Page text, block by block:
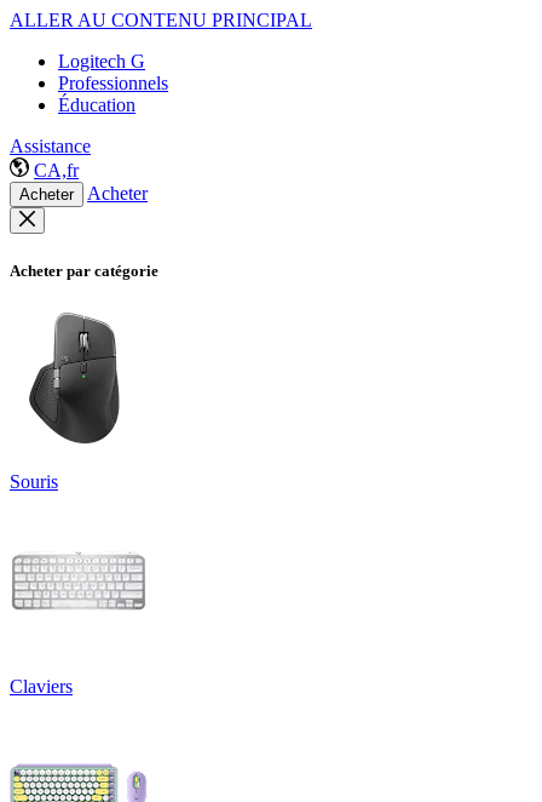
ALLER AU CONTENU PRINCIPAL
Logitech G
Professionnels
Éducation
Assistance
CA,fr
Acheter Acheter
Acheter par catégorie
Souris
Claviers